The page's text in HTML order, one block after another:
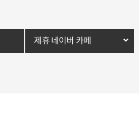
제휴 네이버 카페